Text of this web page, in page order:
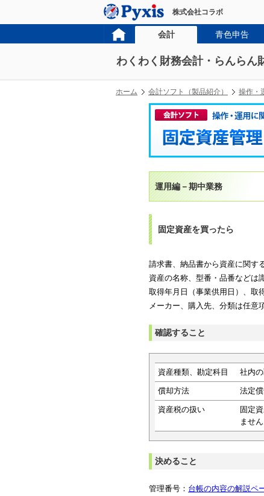
株式会社コラボ
会計 青色申告
わくわく財務会計・らんらん
ホーム 会計ソフト（製品紹介） 操作・
運用編－期中業務
固定資産を買ったら
請求書、納品書から資産に関す
資産の名称、型番・品番などは
取得年月日（事業供用日）、取
メーカー、購入先、分類は任意
確認すること
資産種類、勘定科目 社内
償却方法 法定
資産税の扱い
固定
ません
決めること
管理番号： 台帳の内容の解説ペ